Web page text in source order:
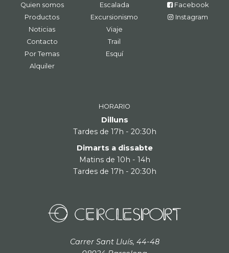
Quien somos
Productos
Noticias
Contacto
Por Temas
Alquiler
Escalada
Excursionismo
Viaje
Trail
Esquí
Facebook
Instagram
HORARIO
Dilluns
Tardes de 17h - 20:30h
Dimarts a dissabte
Matins de 10h - 14h
Tardes de 17h - 20:30h
Carrer Sant Lluís, 44-48